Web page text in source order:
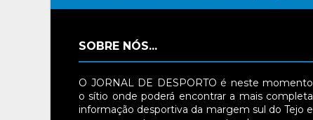
SOBRE NÓS...
O JORNAL DE DESPORTO é neste momento
o sítio onde poderá encontrar a mais completa
informação desportiva da margem sul do Tejo e